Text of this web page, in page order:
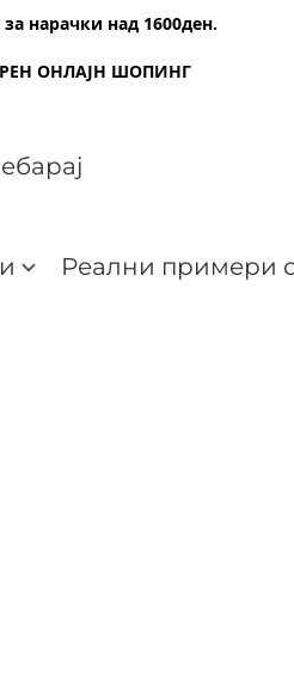
нарачки над 1600ден.
ОНЛАЈН ШОПИНГ
Реални примери